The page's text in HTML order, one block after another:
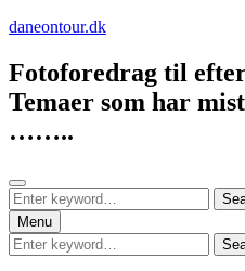
Skip
content
daneontour.dk
Fotoforedrag til
Temaer som har
……..
Search
Search
for:Menu
Search
for: